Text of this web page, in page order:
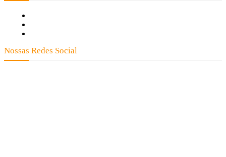
Nossas Redes Social